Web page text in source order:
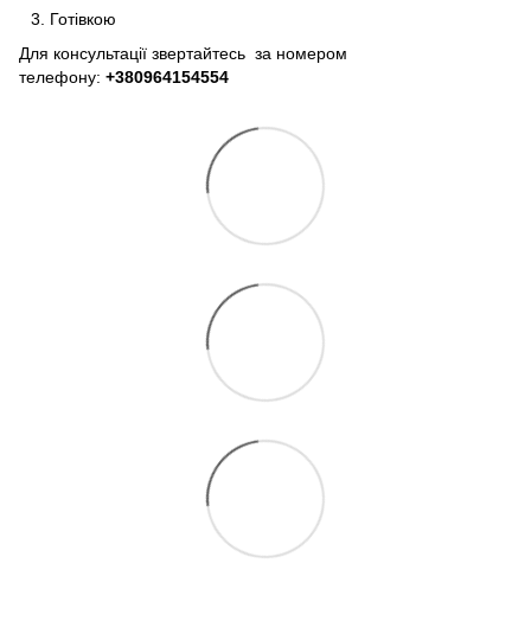
Готівкою
Для консультації звертайтесь за номером
телефону: +380964154554